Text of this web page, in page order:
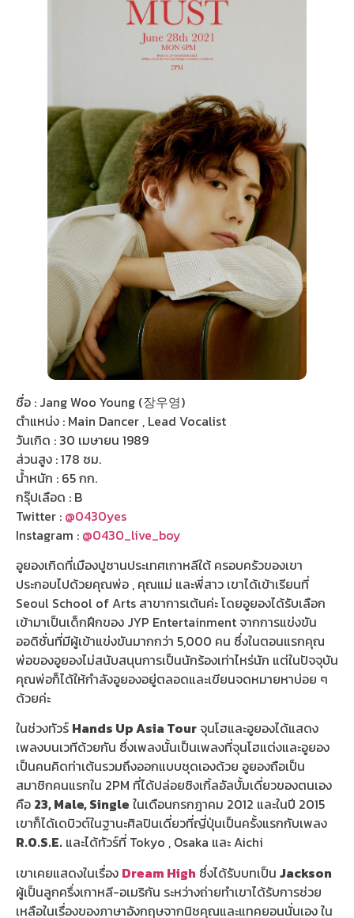
ชื่อ : Jang Woo Young (장우영)
ตำแหน่ง : Main Dancer , Lead Vocalist
วันเกิด : 30 เมษายน 1989
ส่วนสูง : 178 ซม.
น้ำหนัก : 65 กก.
กรุ๊ปเลือด : B
Twitter : @0430yes
Instagram : @0430_live_boy
อูยองเกิดที่เมืองปูซานประเทศเกาหลีใต้ ครอบครัวของเขา
ประกอบไปด้วยคุณพ่อ , คุณแม่ และพี่สาว เขาได้เข้าเรียนที่
Seoul School of Arts สาขาการเต้นค่ะ โดยอูยองได้รับเลือก
เข้ามาเป็นเด็กฝึกของ JYP Entertainment จากการแข่งขัน
ออดิชั่นที่มีผู้เข้าแข่งขันมากกว่า 5,000 คน ซึ่งในตอนแรกคุณ
พ่อของอูยองไม่สนับสนุนการเป็นนักร้องเท่าไหร่นัก แต่ในปัจจุบัน
คุณพ่อก็ได้ให้กำลังอูยองอยู่ตลอดและเขียนจดหมายหาบ่อย ๆ
ด้วยค่ะ
ในช่วงทัวร์ Hands Up Asia Tourจุนโฮและอูยองได้แสดง
เพลงบนเวทีด้วยกัน ซึ่งเพลงนั้นเป็นเพลงที่จุนโฮแต่งและอูยอง
เป็นคนคิดท่าเต้นรวมถึงออกแบบชุดเองด้วย อูยองถือเป็น
สมาชิกคนแรกใน 2PM ที่ได้ปล่อยซิงเกิ้ลอัลบั้มเดี่ยวของตนเอง
คือ 23, Male, Single ในเดือนกรกฎาคม 2012 และในปี 2015
เขาก็ได้เดบิวต์ในฐานะศิลปินเดี่ยวที่ญี่ปุ่นเป็นครั้งแรกกับเพลง
R.O.S.E. และได้ทัวร์ที่ Tokyo , Osaka และ Aichi
เขาเคยแสดงในเรื่อง Dream High ซึ่งได้รับบทเป็น Jackson
ผู้เป็นลูกครึ่งเกาหลี-อเมริกัน ระหว่างถ่ายทำเขาได้รับการช่วย
เหลือในเรื่องของภาษาอังกฤษจากนิชคุณและแทคยอนนั่นเอง ใน